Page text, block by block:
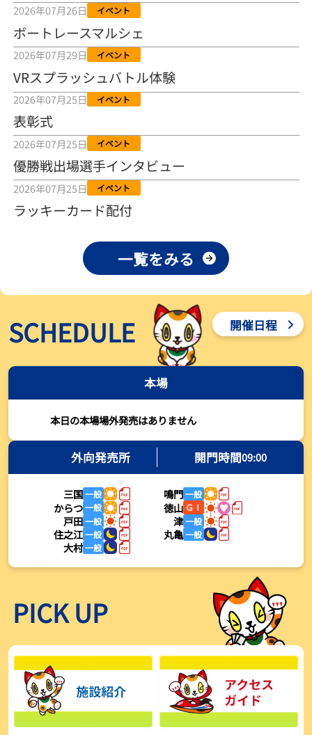
【ボートレース】12R優勝戦のスタート特訓実施 初Ｖ目指す宮崎心
之介の仕上がり上々／常滑 - 日刊スポーツ
2026年08月04日
【とこなめボート ルーキーシリーズ第15戦】荒木颯斗 当地フレッシ
ュルーキーが初Vで恩返しを
2026年08月03日
【とこなめボート】ういちの「好配招き猫」ルーキーシリーズ第15
戦～自分の収支状況も想定してこそ〝本物の予想〟！／ボートレー
ス
2026年08月03日
【ボートレース】荒木颯斗が地元唯一の優出！３号艇でデビュー初
Ｖ狙う「自分の好きな感じになっている」～とこなめルーキーＳ
【ボートレース】訓練中の大けが乗り越えデビューした宮崎心之介
が初Ｖ王手「１枠なら負けないと思います」～とこなめルーキーＳ
2026年08月03日
【常滑ボート・ルーキーＳ】津田陸翔はリング交換で気配一変「初
優勝目指して頑張ります」
【とこなめボート・岩瀬仁紀さんコラム】最後は塚越海斗に注目、
【ボートレース】荒木颯斗が地元勢でただ１人優出果たす「地元で
初優勝したい」／常滑 - 日刊スポーツ
2026年08月03日
【ボートレース】４枠で優出の塚越海斗が強気節「攻めていくレー
スをします」／常滑 - 日刊スポーツ
2026年08月03日
【ボートレース】広瀬凜が接戦制して２着で優出「出足、回り足は
かなりいい状態」／常滑 - 日刊スポーツ
【とこなめボート】塚越海斗が優勝戦で脅威の伸びを披露する「合
2026年08月03日
【とこなめボート】広瀬凜は準優で見つかった課題の克服へ「結果
的に１着を取れればいい」
2026年08月03日
2026年07月26日 イベント
ボートレースマルシェ
2026年07月29日 イベント
VRスプラッシュバトル体験
2026年07月25日 イベント
表彰式
2026年07月25日 イベント
優勝戦出場選手インタビュー
2026年07月25日 イベント
ラッキーカード配付
一覧をみる
SCHEDULE 開催日程
本場
本日の本場場外発売はありません
外向発売所 開門時間09:00
三国一般 鳴門一般
からつ一般 徳山 ＧⅠ
戸田一般 津一般
住之江一般 丸亀一般
大村一般
PICK UP